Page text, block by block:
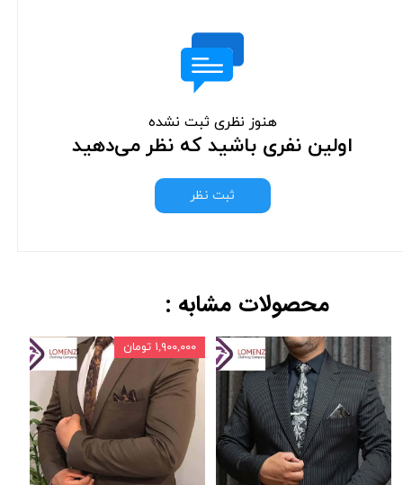
هنوز نظری ثبت نشده
اولین نفری باشید که نظر می‌دهید
ثبت نظر
۱,۹۰۰,۰۰۰ تومان
محصولات مشابه :